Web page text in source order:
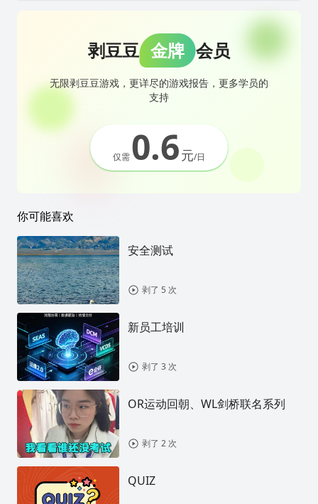
剥豆豆 金牌 会员
无限剥豆豆游戏，更详尽的游戏报告，更多学员的
支持
仅需0.6元/日
你可能喜欢
安全测试
剥了 5 次
新员工培训
剥了 3 次
OR运动回朝、WL剑桥联名系列
剥了 2 次
QUIZ